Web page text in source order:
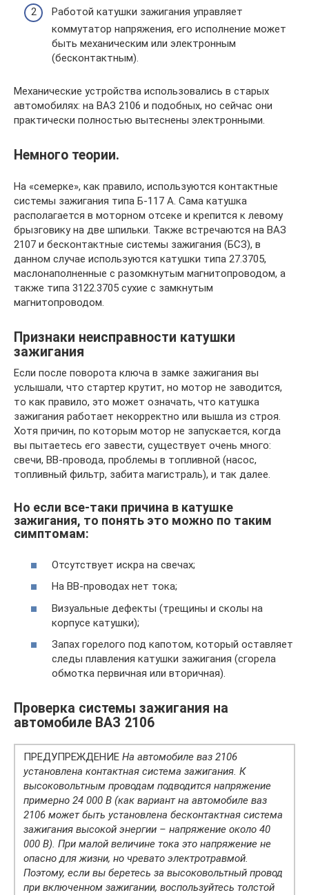
Работой катушки зажигания управляет
коммутатор напряжения, его исполнение может
быть механическим или электронным
(бесконтактным).
Механические устройства использовались в старых
автомобилях: на ВАЗ 2106 и подобных, но сейчас они
практически полностью вытеснены электронными.
Немного теории.
На «семерке», как правило, используются контактные
системы зажигания типа Б-117 А. Сама катушка
располагается в моторном отсеке и крепится к левому
брызговику на две шпильки. Также встречаются на ВАЗ
2107 и бесконтактные системы зажигания (БСЗ), в
данном случае используются катушки типа 27.3705,
маслонаполненные с разомкнутым магнитопроводом, а
также типа 3122.3705 сухие с замкнутым
магнитопроводом.
Признаки неисправности катушки
зажигания
Если после поворота ключа в замке зажигания вы
услышали, что стартер крутит, но мотор не заводится,
то как правило, это может означать, что катушка
зажигания работает некорректно или вышла из строя.
Хотя причин, по которым мотор не запускается, когда
вы пытаетесь его завести, существует очень много:
свечи, ВВ-провода, проблемы в топливной (насос,
топливный фильтр, забита магистраль), и так далее.
Но если все-таки причина в катушке
зажигания, то понять это можно по таким
симптомам:
Отсутствует искра на свечах;
На ВВ-проводах нет тока;
Визуальные дефекты (трещины и сколы на
корпусе катушки);
Запах горелого под капотом, который оставляет
следы плавления катушки зажигания (сгорела
обмотка первичная или вторичная).
Проверка системы зажигания на
автомобиле ВАЗ 2106
ПРЕДУПРЕЖДЕНИЕ На автомобиле ваз 2106
установлена контактная система зажигания. К
высоковольтным проводам подводится напряжение
примерно 24 000 В (как вариант на автомобиле ваз
2106 может быть установлена бесконтактная система
зажигания высокой энергии – напряжение около 40
000 В). При малой величине тока это напряжение не
опасно для жизни, но чревато электротравмой.
Поэтому, если вы беретесь за высоковольтный провод
при включенном зажигании, воспользуйтесь толстой